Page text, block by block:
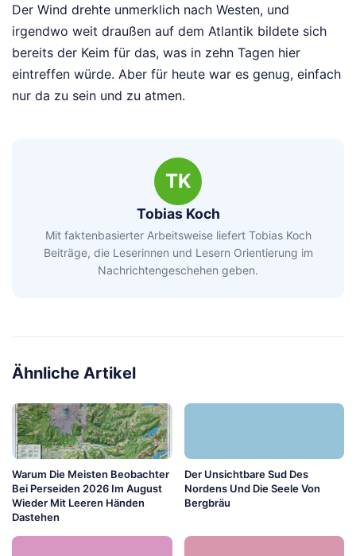
Der Wind drehte unmerklich nach Westen, und
irgendwo weit draußen auf dem Atlantik bildete sich
bereits der Keim für das, was in zehn Tagen hier
eintreffen würde. Aber für heute war es genug, einfach
nur da zu sein und zu atmen.
TK
Tobias Koch
Mit faktenbasierter Arbeitsweise liefert Tobias Koch
Beiträge, die Leserinnen und Lesern Orientierung im
Nachrichtengeschehen geben.
Ähnliche Artikel
Warum Die Meisten Beobachter
Bei Perseiden 2026 Im August
Wieder Mit Leeren Händen
Dastehen
Der Unsichtbare Sud Des
Nordens Und Die Seele Von
Bergbräu